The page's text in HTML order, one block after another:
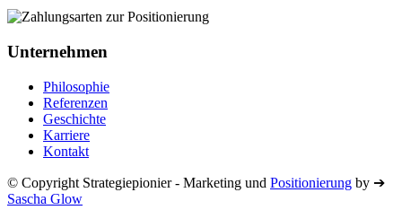
Unternehmen
Philosophie
Referenzen
Geschichte
Karriere
Kontakt
© Copyright Strategiepionier - Marketing und Positionierung by ➔
Sascha Glow